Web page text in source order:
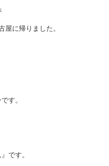
に帰りました。
す。
です。